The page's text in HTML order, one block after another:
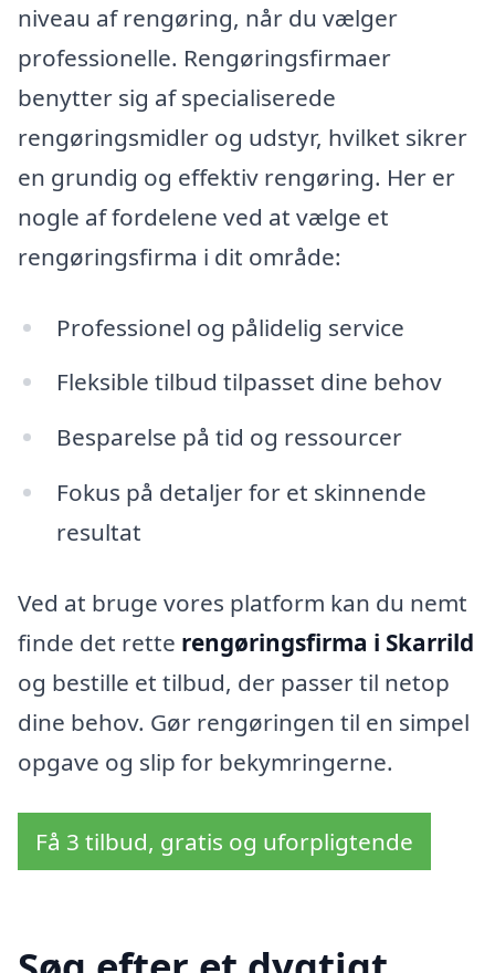
niveau af rengøring, når du vælger
professionelle. Rengøringsfirmaer
benytter sig af specialiserede
rengøringsmidler og udstyr, hvilket sikrer
en grundig og effektiv rengøring. Her er
nogle af fordelene ved at vælge et
rengøringsfirma i dit område:
Professionel og pålidelig service
Fleksible tilbud tilpasset dine behov
Besparelse på tid og ressourcer
Fokus på detaljer for et skinnende
resultat
Ved at bruge vores platform kan du nemt
finde det rette rengøringsfirma i Skarrild
og bestille et tilbud, der passer til netop
dine behov. Gør rengøringen til en simpel
opgave og slip for bekymringerne.
Få 3 tilbud, gratis og uforpligtende